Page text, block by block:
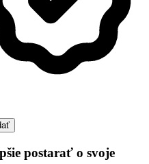
postarať o svoje